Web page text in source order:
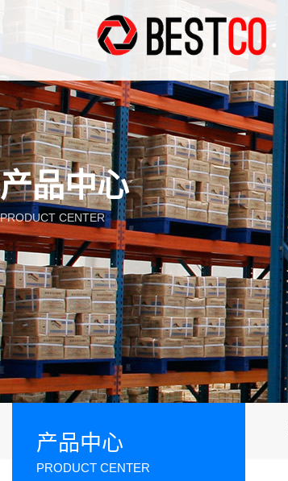
产品中心
PRODUCT CENTER
产品中心
PRODUCT CENTER